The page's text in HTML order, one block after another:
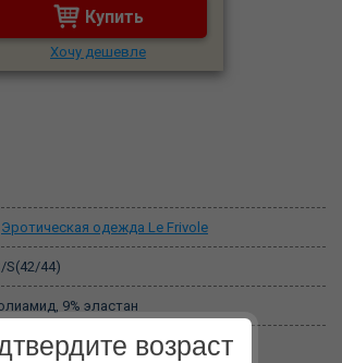
Купить
Хочу дешевле
Эротическая одежда Le Frivole
S(42/44)
9% эластан
возраст